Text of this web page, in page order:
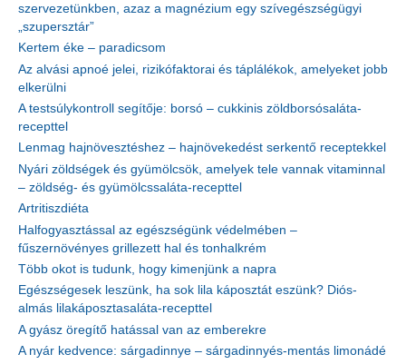
szervezetünkben, azaz a magnézium egy szívegészségügyi
„szupersztár”
Kertem éke – paradicsom
Az alvási apnoé jelei, rizikófaktorai és táplálékok, amelyeket jobb
elkerülni
A testsúlykontroll segítője: borsó – cukkinis zöldborsósaláta-
recepttel
Lenmag hajnövesztéshez – hajnövekedést serkentő receptekkel
Nyári zöldségek és gyümölcsök, amelyek tele vannak vitaminnal
– zöldség- és gyümölcssaláta-recepttel
Artritiszdiéta
Halfogyasztással az egészségünk védelmében –
fűszernövényes grillezett hal és tonhalkrém
Több okot is tudunk, hogy kimenjünk a napra
Egészségesek leszünk, ha sok lila káposztát eszünk? Diós-
almás lilakáposztasaláta-recepttel
A gyász öregítő hatással van az emberekre
A nyár kedvence: sárgadinnye – sárgadinnyés-mentás limonádé